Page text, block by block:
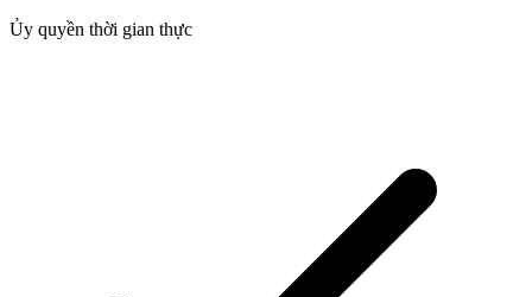
Ủy quyền thời gian thực